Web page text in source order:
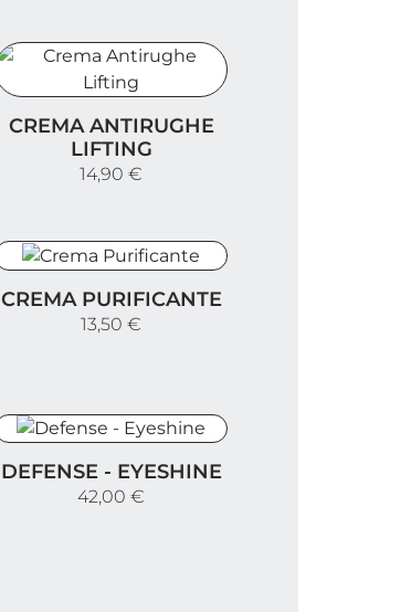
CREMA ANTIRUGHE
LIFTING
14,90 €
CREMA PURIFICANTE
13,50 €
DEFENSE - EYESHINE
42,00 €